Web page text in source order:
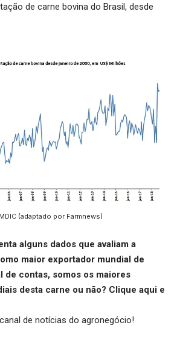
de carne bovina do Brasil, desde
(adaptado por Farmnews)
alguns dados que avaliam a
maior exportador mundial de
de contas, somos os maiores
desta carne ou não? Clique aqui e
de notícias do agronegócio!